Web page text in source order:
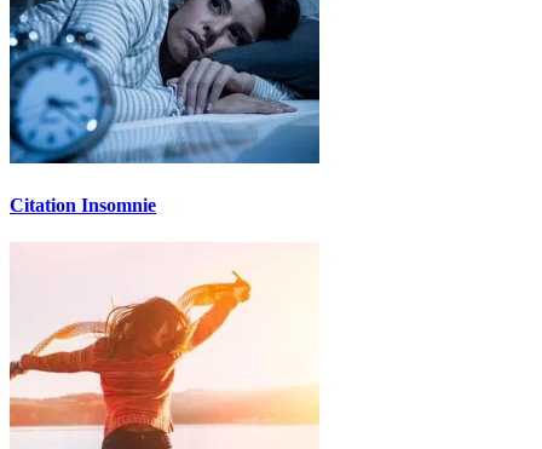
Citation Insomnie